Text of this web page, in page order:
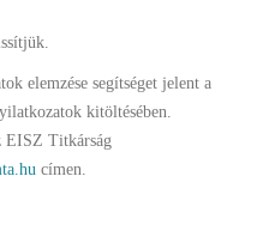
elemzése segítséget jelent a
kitöltésében.
EISZ Titkárság
címen.